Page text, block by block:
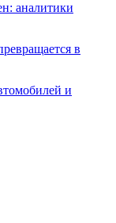
аналитики
в
и